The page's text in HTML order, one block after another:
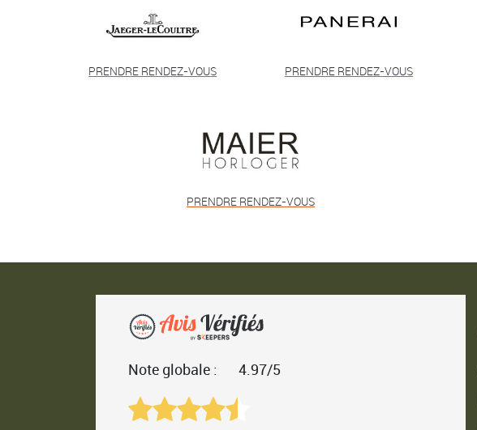
PRENDRE RENDEZ-VOUS PRENDRE RENDEZ-VOUS
PRENDRE RENDEZ-VOUS
Note globale : 4.97/5